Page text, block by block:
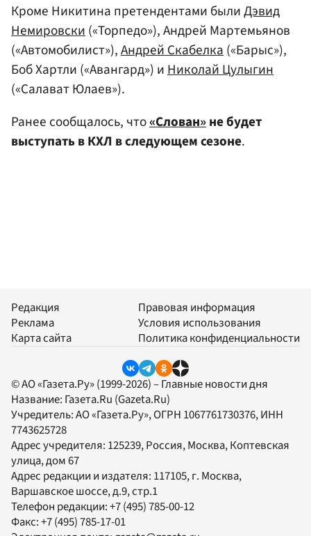
Кроме Никитина претендентами былиДэвид
Немировски(«Торпедо»), Андрей Мартемьянов
(«Автомобилист»),Андрей Скабелка(«Барыс»),
Боб Хартли («Авангард») иНиколай Цулыгин
(«Салават Юлаев»).
Ранее сообщалось, что«Слован»не будет
выступать в КХЛ в следующем сезоне.
Редакция
Реклама
Карта сайта
Правовая информация
Условия использования
Политика конфиденциальности
© АО «Газета.Ру» (1999-2026) – Главные новости дня
Название: Газета.Ru (Gazeta.Ru)
Учредитель:АО «Газета.Ру», ОГРН 1067761730376, ИНН
7743625728
Адрес учредителя: 125239, Россия, Москва, Коптевская
улица, дом 67
Адрес редакции и издателя: 117105, г. Москва,
Варшавское шоссе, д.9, стр.1
Телефон редакции:+7 (495) 785-00-12
Факс:+7 (495) 785-17-01